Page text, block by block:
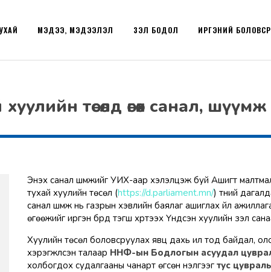
МЭДЭЭ, МЭДЭЭЛЭЛ ҮЗЭЛ БОДОЛ ИРГЭНИЙ
төсөлд өгөх санал,
Энэхүү санал шүүмжийг УИХ-аар хэлэлцэж буй Ашигт
тухай хуулийн төсөл (https://d.parliament.mn/) түүний
санал шүүмж нь газрын хэвлийн баялаг ашиглах үйл
өгөөжийг иргэн бүрд тэгш хүртээх Үндсэн хуулийн үзэл
Хуулийн төсөл боловсруулах явц дахь ил тод байдал,
хэрэгжүүлсэн талаар ННФ-ын Бодлогын асуудал
холбогдох судалгааны чанарт өгсөн үнэлгээг тус